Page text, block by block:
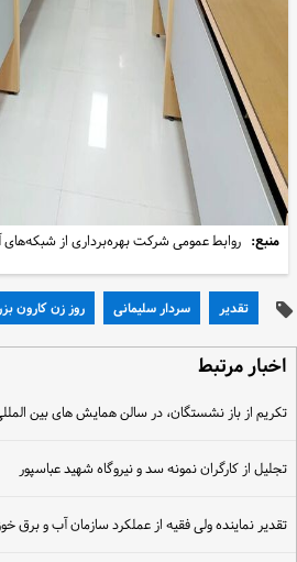
منبع: روابط عمومی شرکت بهره‌برداری از شبکه‌های
تقدیر سردار سلیمانی روز زن کارون
اخبار مرتبط
تکریم از باز نشستگان، در سالن همایش های بین
تجلیل از کارگران نمونه سد و نیروگاه شهید عباسپور
تقدیر نماینده ولی فقیه از عملکرد سازمان آب و برق